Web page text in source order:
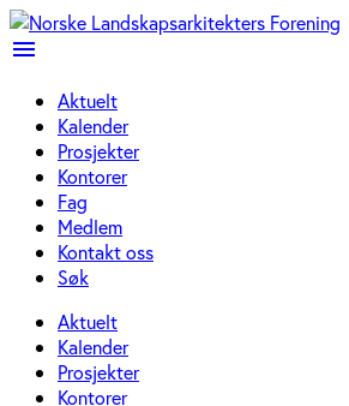
menu
Aktuelt
Kalender
Prosjekter
Kontorer
Fag
Medlem
Kontakt oss
Søk
Aktuelt
Kalender
Prosjekter
Kontorer